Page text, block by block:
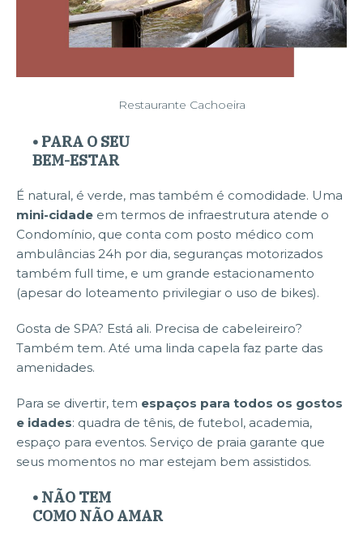
Restaurante Cachoeira
• PARA O SEU
BEM-ESTAR
É natural, é verde, mas também é comodidade. Uma
mini-cidade em termos de infraestrutura atende o
Condomínio, que conta com posto médico com
ambulâncias 24h por dia, seguranças motorizados
também full time, e um grande estacionamento
(apesar do loteamento privilegiar o uso de bikes).
Gosta de SPA? Está ali. Precisa de cabeleireiro?
Também tem. Até uma linda capela faz parte das
amenidades.
Para se divertir, tem espaços para todos os gostos
e idades: quadra de tênis, de futebol, academia,
espaço para eventos. Serviço de praia garante que
seus momentos no mar estejam bem assistidos.
• NÃO TEM
COMO NÃO AMAR